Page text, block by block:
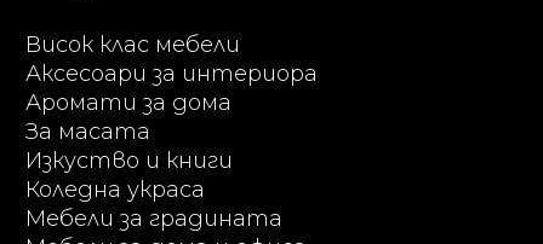
Висок клас мебели
Аксесоари за интериора
Аромати за дома
За масата
Изкуство и книги
Коледна украса
Мебели за градината